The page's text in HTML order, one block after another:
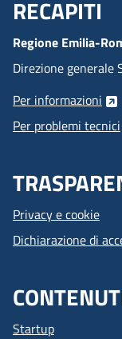
Menu
RECAPITI
Regione Emilia-
Direzione generale
Per informazioni
Per problemi tecnici
Privacy e cookie
Dichiarazione di
Startup